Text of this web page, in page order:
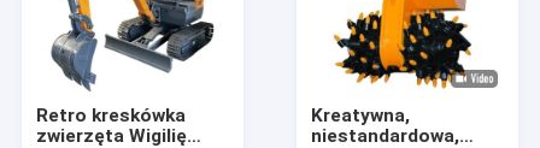
Retro kreskówka
zwierzęta Wigilię
Kreatywna,
niestandardowa,